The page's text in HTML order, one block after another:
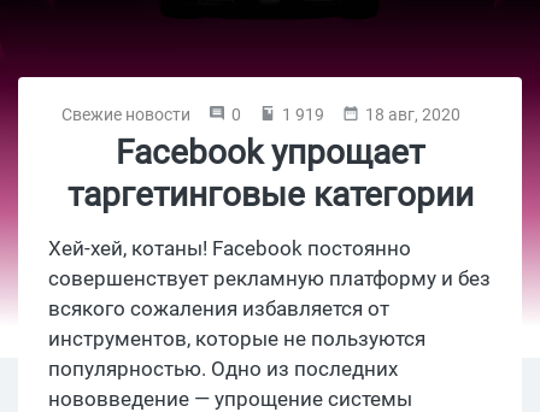
Свежие новости 0 1 919 18 авг, 2020
Facebook упрощает
таргетинговые категории
Хей-хей, котаны! Facebook постоянно
совершенствует рекламную платформу и без
всякого сожаления избавляется от
инструментов, которые не пользуются
популярностью. Одно из последних
нововведение — упрощение системы